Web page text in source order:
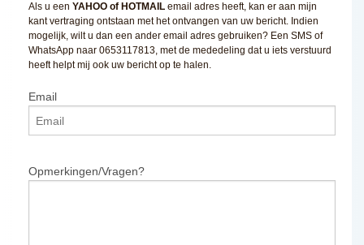
Als u een YAHOO of HOTMAIL email adres heeft, kan er aan mijn
kant vertraging ontstaan met het ontvangen van uw bericht. Indien
mogelijk, wilt u dan een ander email adres gebruiken? Een SMS of
WhatsApp naar 0653117813, met de mededeling dat u iets verstuurd
heeft helpt mij ook uw bericht op te halen.
Email
Opmerkingen/Vragen?